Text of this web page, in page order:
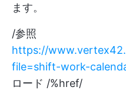
ます。
/参照
https://
file=shift-work-
ロード /%href/